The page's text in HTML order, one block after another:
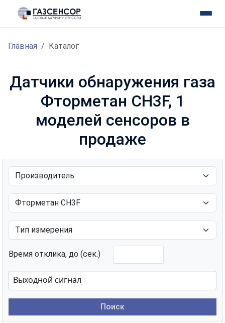
Главная Каталог
Датчики обнаружения газа
Фторметан CH3F, 1
моделей сенсоров в
продаже
Время отклика, до (сек.)
Поиск